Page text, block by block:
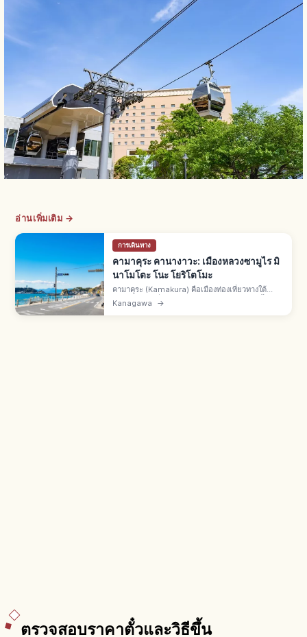
อ่านเพิ่มเติม →
การเดินทาง
คามาคุระ คานางาวะ: เมืองหลวงซามูไร มิ
นาโมโตะ โนะ โยริโตโมะ
คามาคุระ (Kamakura) คือเมืองท่องเที่ยวทางใต้
จ.คานางาวะ ที่มินาโมโตะ โนะ โยริโตโมะก่อตั้ง
รัฐบาลคามาคุระ "เมืองหลวงเก่าซามูไร" วัดศาลเจ้า
Kanagawa →
ตรวจสอบราคาตั๋วและวิธีขึ้น